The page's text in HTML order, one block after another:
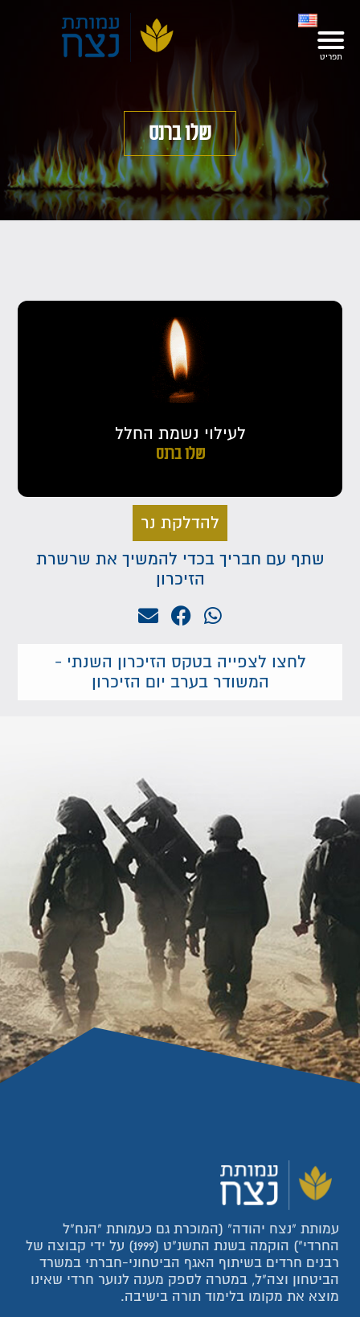
שלו ברנס
לעילוי נשמת החלל
שלו ברנס
להדלקת נר
שתף עם חבריך בכדי להמשיך את שרשרת
הזיכרון
לחצו לצפייה בטקס הזיכרון השנתי -
המשודר בערב יום הזיכרון
עמותת "נצח יהודה" (המוכרת גם כעמותת "הנח"ל
החרדי") הוקמה בשנת התשנ"ט (1999) על ידי קבוצה של
רבנים חרדים בשיתוף האגף הביטחוני-חברתי במשרד
הביטחון וצה"ל, במטרה לספק מענה לנוער חרדי שאינו
מוצא את מקומו בלימוד תורה בישיבה.